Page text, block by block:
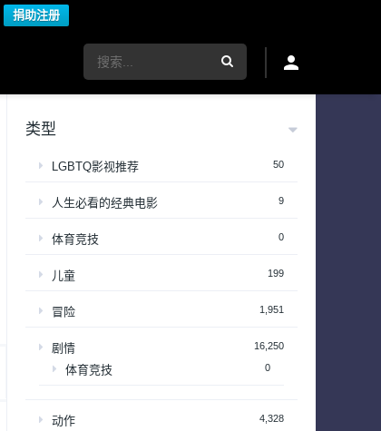
捐助注册
类型
LGBTQ影视推荐 50
人生必看的经典电影 9
体育竞技 0
儿童 199
冒险 1,951
剧情 16,250
体育竞技 0
动作 4,328